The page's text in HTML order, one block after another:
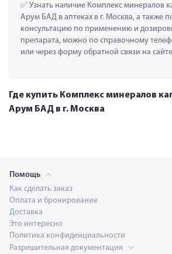
Узнать наличие Комплекс минералов
Арум БАД в аптеках в г. Москва, а также
консультацию по применению и
препарата, можно по справочному
или через форму обратной связи на
Где купить Комплекс минералов
Арум БАД в г. Москва
Помощь
Как сделать заказ
Оплата и бронирование
Доставка
Это интересно
Политика конфиденциальности
Разрешительная документация